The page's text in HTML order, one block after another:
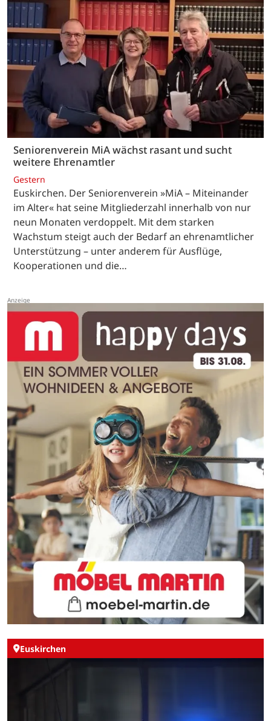
Seniorenverein MiA wächst rasant und sucht
weitere Ehrenamtler
Gestern
Euskirchen. Der Seniorenverein »MiA – Miteinander
im Alter« hat seine Mitgliederzahl innerhalb von nur
neun Monaten verdoppelt. Mit dem starken
Wachstum steigt auch der Bedarf an ehrenamtlicher
Unterstützung – unter anderem für Ausflüge,
Kooperationen und die…
Euskirchen